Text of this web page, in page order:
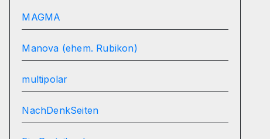
MAGMA
Manova (ehem. Rubikon)
multipolar
NachDenkSeiten